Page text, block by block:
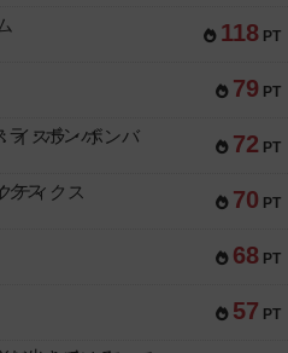
118 PT
79 PT
72 PT
イスラ・ボンバ
70 PT
ティクス
68 PT
57 PT